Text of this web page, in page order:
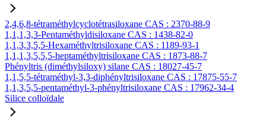
2,4,6,8-tétraméthylcyclotétrasiloxane CAS : 2370-88-9
1,1,1,3,3-Pentaméthyldisiloxane CAS : 1438-82-0
1,1,3,3,5,5-Hexaméthyltrisiloxane CAS : 1189-93-1
1,1,1,3,5,5,5-heptaméthyltrisiloxane CAS : 1873-88-7
Phényltris (diméthylsiloxy) silane CAS : 18027-45-7
1,1,5,5-tétraméthyl-3,3-diphényltrisiloxane CAS : 17875-55-7
1,1,3,5,5-pentaméthyl-3-phényltrisiloxane CAS : 17962-34-4
Silice colloïdale